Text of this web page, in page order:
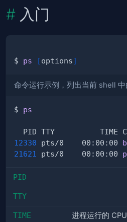
入门
$ ps [options]
命令运行示例，列出当前 shell 中
$ ps
12330 pts/0    00:00:00
21621
pts/0    00:00:00
PID
TTY
TIME 进程运行的